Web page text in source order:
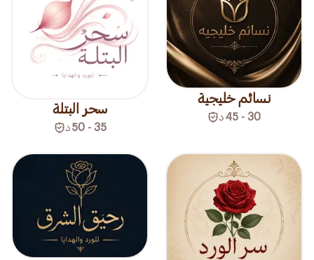
نسائم خليجية
30 - 45 د
سحر البتلة
35 - 50 د